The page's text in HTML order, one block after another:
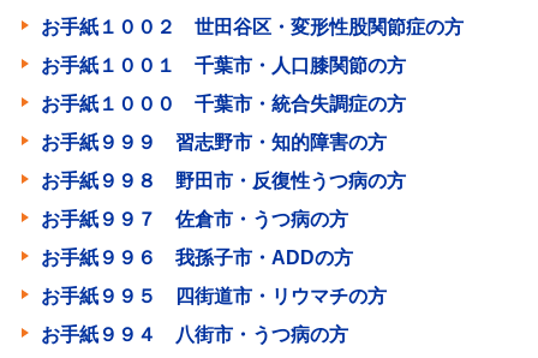
お手紙１００２ 世田谷区・変形性股関節症の方
お手紙１００１ 千葉市・人口膝関節の方
お手紙１０００ 千葉市・統合失調症の方
お手紙９９９ 習志野市・知的障害の方
お手紙９９８ 野田市・反復性うつ病の方
お手紙９９７ 佐倉市・うつ病の方
お手紙９９６ 我孫子市・ADDの方
お手紙９９５ 四街道市・リウマチの方
お手紙９９４ 八街市・うつ病の方